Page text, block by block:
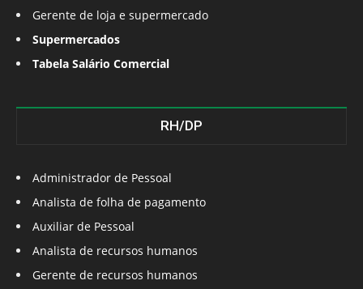
Gerente de loja e supermercado
Supermercados
Tabela Salário Comercial
RH/DP
Administrador de Pessoal
Analista de folha de pagamento
Auxiliar de Pessoal
Analista de recursos humanos
Gerente de recursos humanos